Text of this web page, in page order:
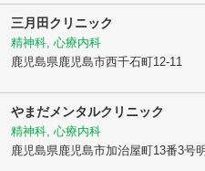
三月田クリニック
精神科, 心療内科
鹿児島県鹿児島市西千石町12-11
やまだメンタルクリニック
精神科, 心療内科
鹿児島県鹿児島市加治屋町13番3号